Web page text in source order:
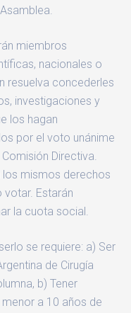
miembros
nacionales o
resuelva concederles
investigaciones y
los hagan
por el voto unánime
Directiva.
los mismos derechos
Estarán
la cuota social.
se requiere: a) Ser
de Cirugía
b) Tener
a 10 años de